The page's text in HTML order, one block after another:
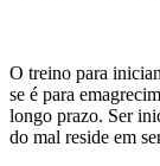
O treino para
se é para
longo prazo. Ser
do mal reside em